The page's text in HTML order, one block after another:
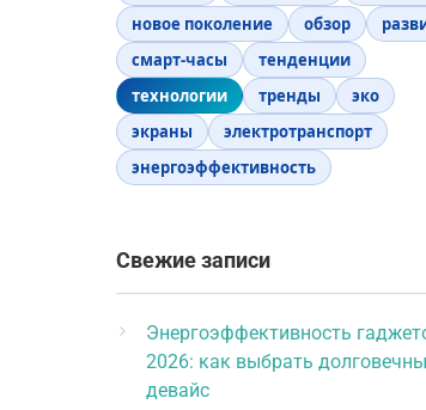
новое поколение
обзор
смарт-часы
тенденции
технологии
тренды
эко
экраны
электротранспорт
энергоэффективность
Свежие записи
Энергоэффективность
2026: как выбрать
девайс